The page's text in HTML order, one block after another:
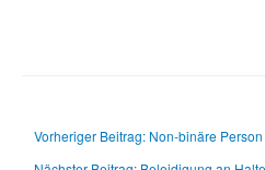
Vorheriger Beitrag: Non-binäre